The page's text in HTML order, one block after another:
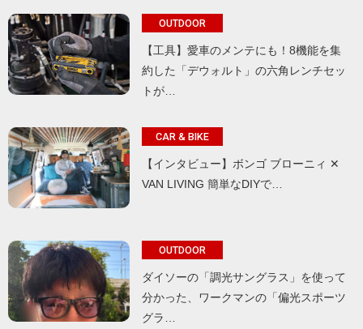
OUTDOOR
【工具】愛車のメンテにも！8機能を集
約した「デウォルト」の六角レンチセッ
トが…
CAR & BIKE
【インタビュー】ボンゴ ブローニィ ✕
VAN LIVING 簡単なDIYで…
OUTDOOR
ダイソーの「調光サングラス」を使って
分かった、ワークマンの「偏光スポーツ
グラ…